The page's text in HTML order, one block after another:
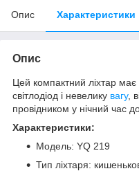
Опис Характеристики
Опис
Цей компактний ліхтар
світлодіод і невелику вагу,
провідником у нічний час
Характеристики:
Модель: YQ 219
Тип ліхтаря: